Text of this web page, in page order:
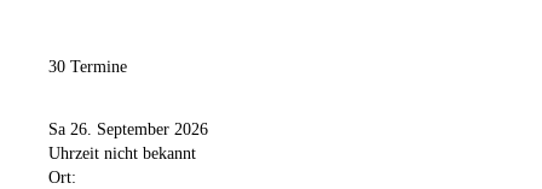
30 Termine
Sa 26. September 2026
Uhrzeit nicht bekannt
Ort: